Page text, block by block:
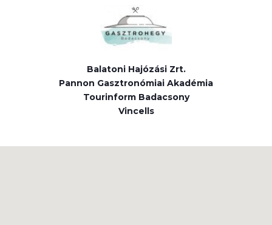
Balatoni Hajózási Zrt.
Pannon Gasztronómiai Akadémia
Tourinform Badacsony
Vincells